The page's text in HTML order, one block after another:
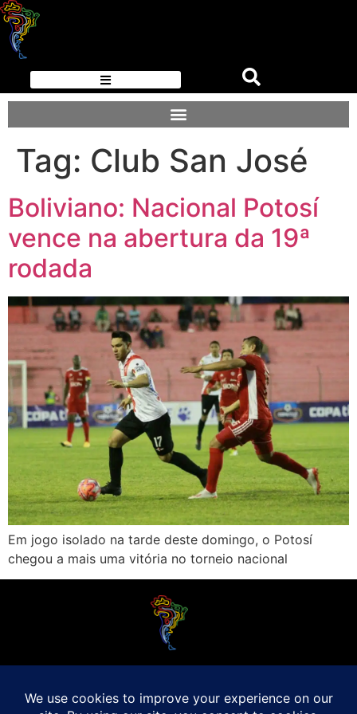
Tag: Club San José
Boliviano: Nacional Potosí
vence na abertura da 19ª
rodada
Em jogo isolado na tarde deste domingo, o Potosí
chegou a mais uma vitória no torneio nacional
quer mesmo é saber de tudo, desde a final do Brasileirão até a 5a rodada do